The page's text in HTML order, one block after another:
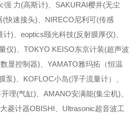
强 力(高斯计)、SAKURAI樱井(无尘
(快速接头)、NIRECO尼利可(传感
)、eoptics颐光科技(反射膜厚仪)、
仪)、TOKYO KEISO东京计装(超声波
显控制器)、YAMATO雅玛拓（恒温
泵)、KOFLOC小岛(浮子流量计）、
理(气缸)、AMANO安满能(集尘机)、
菱计器OBISHI、Ultrasonic超音波工